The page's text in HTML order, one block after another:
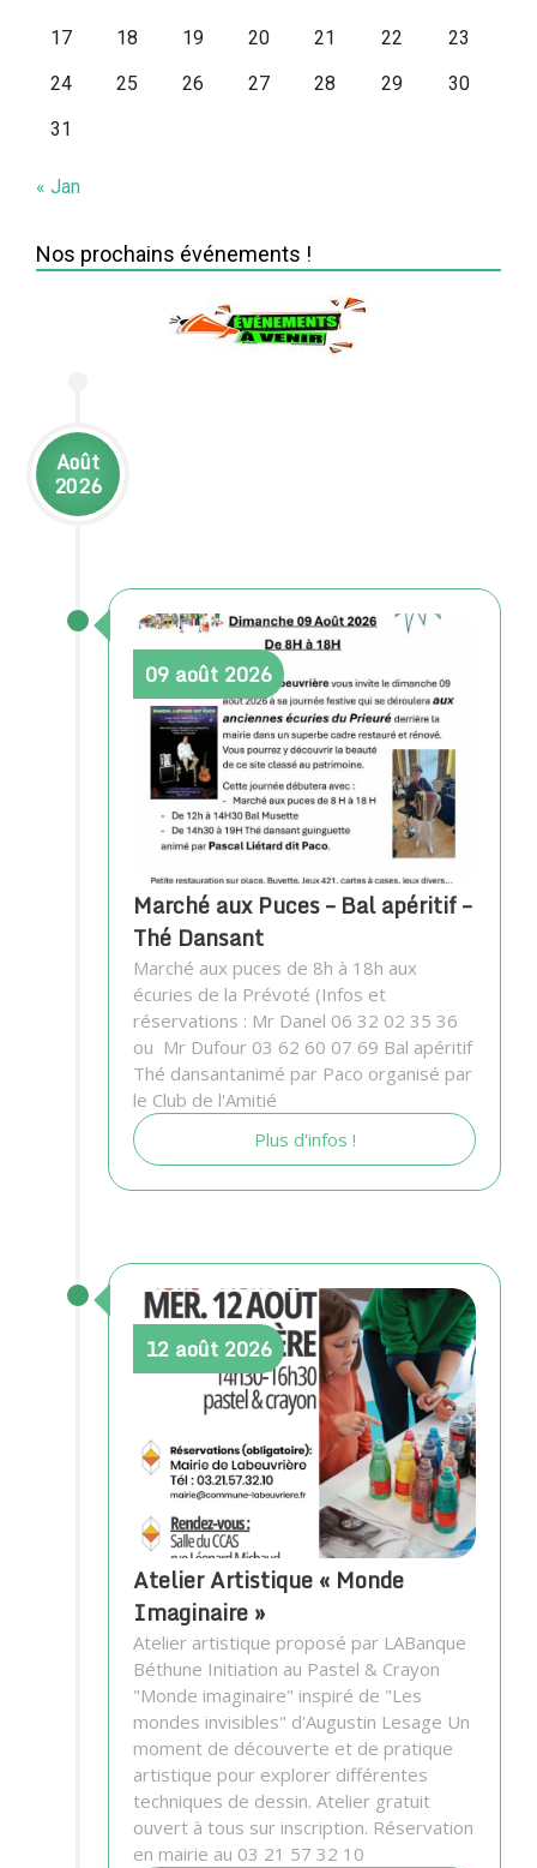
17
18 19 20 21 22
23
24
25 26 27 28 29
30
31
« Jan
Nos prochains événements !
Août
2026
09 août 2026
Marché aux Puces – Bal apéritif –
Thé Dansant
Marché aux puces de 8h à 18h aux
écuries de la Prévoté (Infos et
réservations : Mr Danel 06 32 02 35 36
ou Mr Dufour 03 62 60 07 69 Bal apéritif
Thé dansantanimé par Paco organisé par
le Club de l'Amitié
Plus d'infos !
12 août 2026
Atelier Artistique « Monde
Imaginaire »
Atelier artistique proposé par LABanque
Béthune Initiation au Pastel & Crayon
"Monde imaginaire" inspiré de "Les
mondes invisibles" d'Augustin Lesage Un
moment de découverte et de pratique
artistique pour explorer différentes
techniques de dessin. Atelier gratuit
ouvert à tous sur inscription. Réservation
en mairie au 03 21 57 32 10